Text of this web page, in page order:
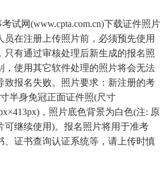
试网(www.cpta.com.cn)下载证件照片
员在注册上传照片前，必须预先使用
只有通过审核处理后新生成的报名照
，使用其它软件处理的照片将会无法
致报名失败。照片要求：新注册的考
半身免冠正面证件照(尺寸
，照片底色背景为白色(注: 原
可继续使用)。报名照片将用于准考
、证书查询认证系统等，请上传时慎